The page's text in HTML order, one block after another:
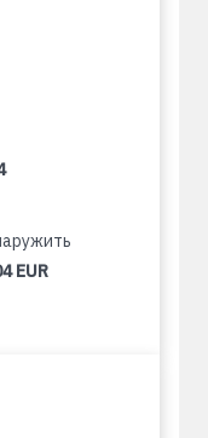
EUR